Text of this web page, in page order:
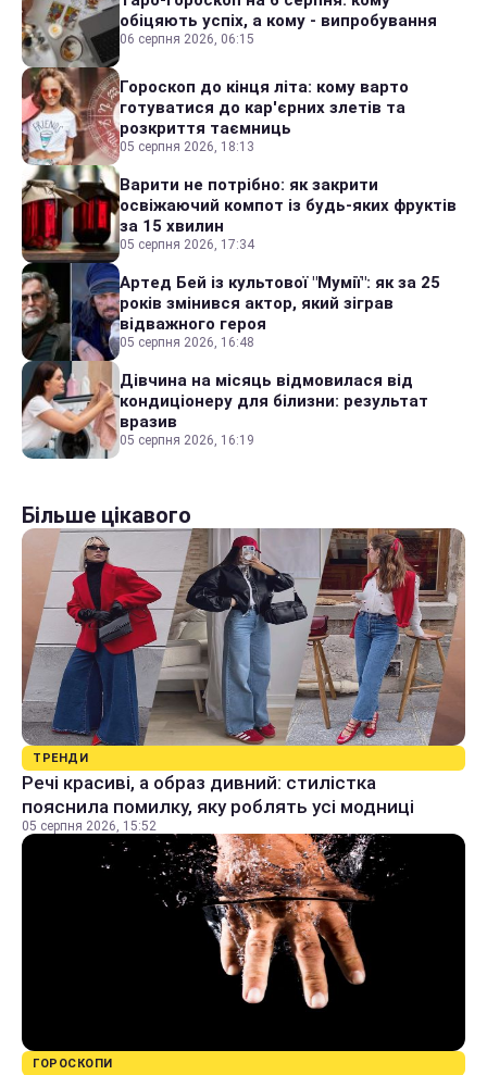
обіцяють успіх, а кому - випробування
06 серпня 2026, 06:15
Гороскоп до кінця літа: кому варто
готуватися до кар'єрних злетів та
розкриття таємниць
05 серпня 2026, 18:13
Варити не потрібно: як закрити
освіжаючий компот із будь-яких фруктів
за 15 хвилин
05 серпня 2026, 17:34
Артед Бей із культової "Мумії": як за 25
років змінився актор, який зіграв
відважного героя
05 серпня 2026, 16:48
Дівчина на місяць відмовилася від
кондиціонеру для білизни: результат
вразив
05 серпня 2026, 16:19
Більше цікавого
ТРЕНДИ
Речі красиві, а образ дивний: стилістка
пояснила помилку, яку роблять усі модниці
05 серпня 2026, 15:52
ГОРОСКОПИ